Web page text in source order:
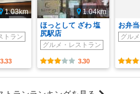
1.03km
トラン
3.33
1.04km
ほっとして ざわ 塩
尻駅店
グルメ・レストラン
3.30
お弁
グル